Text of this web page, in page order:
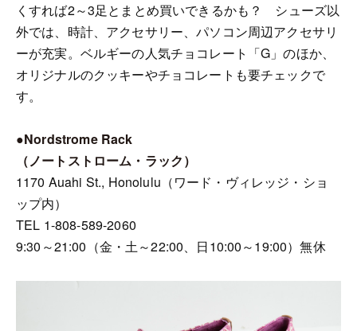
くすれば2～3足とまとめ買いできるかも？ シューズ以
外では、時計、アクセサリー、パソコン周辺アクセサリ
ーが充実。ベルギーの人気チョコレート「G」のほか、
オリジナルのクッキーやチョコレートも要チェックで
す。
●Nordstrome Rack
（ノートストローム・ラック）
1170 Auahi St., Honolulu（ワード・ヴィレッジ・ショ
ップ内）
TEL 1-808-589-2060
9:30～21:00（金・土～22:00、日10:00～19:00）無休